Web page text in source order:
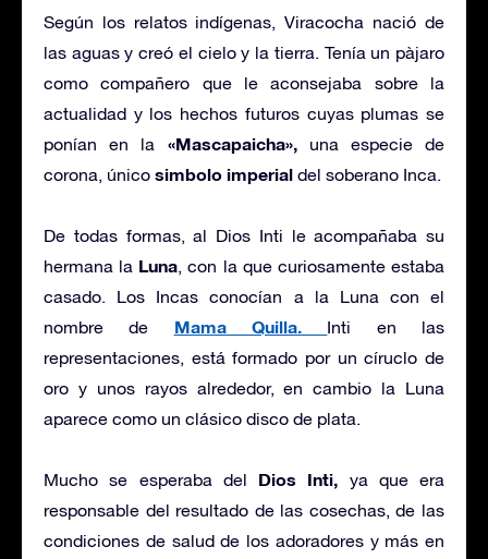
Según los relatos indígenas, Viracocha nació de
las aguas y creó el cielo y la tierra. Tenía un pàjaro
como compañero que le aconsejaba sobre la
actualidad y los hechos futuros cuyas plumas se
ponían en la «Mascapaicha»,una especie de
corona, único simbolo imperial del soberano Inca.
De todas formas, al Dios Inti le acompañaba su
hermana la Luna, con la que curiosamente estaba
casado. Los Incas conocían a la Luna con el
nombre de Mama Quilla.
Inti en las
representaciones, está formado por un círuclo de
oro y unos rayos alrededor, en cambio la Luna
aparece como un clásico disco de plata.
Mucho se esperaba del Dios Inti, ya que era
responsable del resultado de las cosechas, de las
condiciones de salud de los adoradores y más en